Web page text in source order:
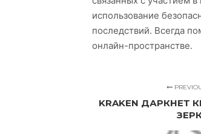
использование
последствий. Всегда
онлайн-пространстве.
KRAKEN ДАРКНЕТ